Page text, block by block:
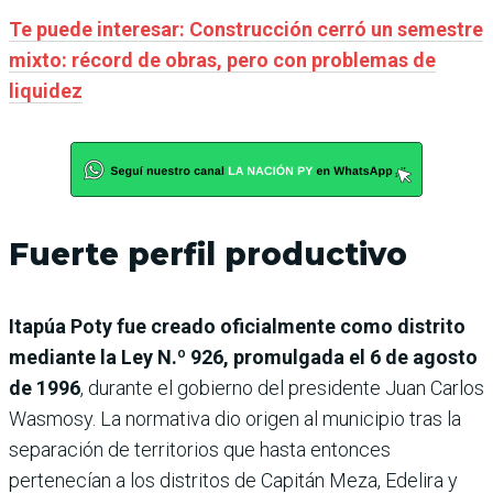
Te puede interesar: Construcción cerró un semestre
mixto: récord de obras, pero con problemas de
liquidez
Fuerte perfil productivo
Itapúa Poty fue creado oficialmente como distrito
mediante la Ley N.º 926, promulgada el 6 de agosto
de 1996, durante el gobierno del presidente Juan Carlos
Wasmosy. La normativa dio origen al municipio tras la
separación de territorios que hasta entonces
pertenecían a los distritos de Capitán Meza, Edelira y